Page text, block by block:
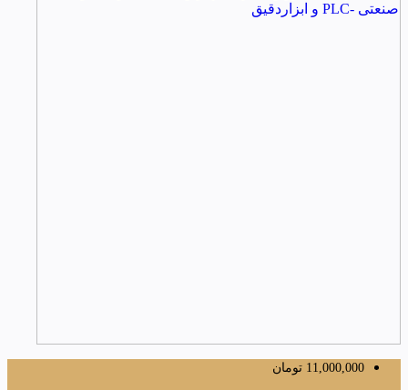
11,000,000 تومان